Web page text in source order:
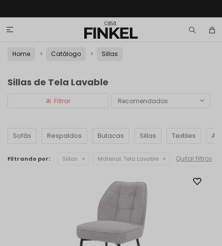

Home Catálogo Sillas
Sillas de Tela Lavable
Recomendados
Sofás Respaldos Butacas Sillas Textiles
Filtrando por: Sillas Material: Tela Lavable Quitar filtros